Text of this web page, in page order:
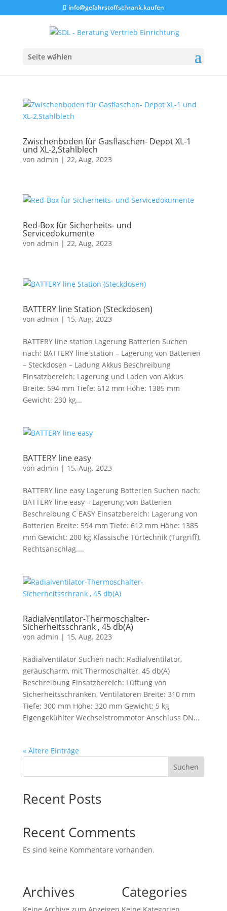
info@gefahrstoffschrank.kaufen
Seite wählen
Zwischenboden für Gasflaschen- Depot XL-1
und XL-2,Stahlblech
von admin | 22, Aug. 2023
Red-Box für Sicherheits- und
Servicedokumente
von admin | 22, Aug. 2023
BATTERY line Station (Steckdosen)
von admin | 15, Aug. 2023
BATTERY line station Lagerung Batterien Suchen
nach: BATTERY line station – Lagerung von Batterien
– Steckdosen – Ladung Akkus Beschreibung
Einsatzbereich: Lagerung und Laden von Akkus
Breite: 594 mm Tiefe: 612 mm Höhe: 1385 mm
Gewicht: 230 kg...
BATTERY line easy
von admin | 15, Aug. 2023
BATTERY line easy Lagerung Batterien Suchen nach:
BATTERY line easy – Lagerung von Batterien
Beschreibung C EASY Einsatzbereich: Lagerung von
Batterien Breite: 594 mm Tiefe: 612 mm Höhe: 1385
mm Gewicht: 200 kg Klassische Türtechnik (Türgriff),
Rechtsanschlag....
Radialventilator-Thermoschalter-
Sicherheitsschrank , 45 db(A)
von admin | 15, Aug. 2023
Radialventilator Suchen nach: Radialventilator,
geräuscharm, mit Thermoschalter, 45 db(A)
Beschreibung Einsatzbereich: Lüftung von
Sicherheitsschränken, Ventilatoren Breite: 310 mm
Tiefe: 300 mm Höhe: 320 mm Gewicht: 5 kg
Eigengekühlter Wechselstrommotor Anschluss DN...
« Ältere Einträge
Suchen
Recent Posts
Recent Comments
Es sind keine Kommentare vorhanden.
Archives Categories